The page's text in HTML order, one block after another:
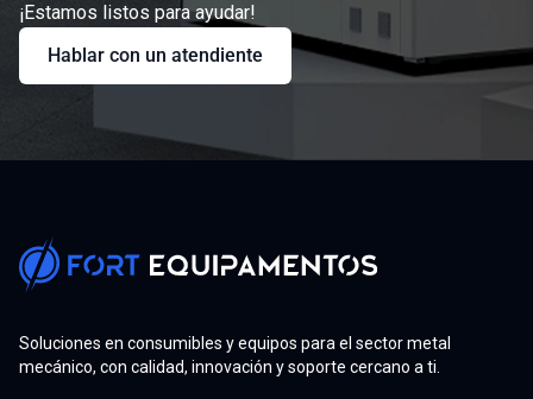
¡Estamos listos para ayudar!
Hablar con un atendiente
Soluciones en consumibles y equipos para el sector metal
mecánico, con calidad, innovación y soporte cercano a ti.